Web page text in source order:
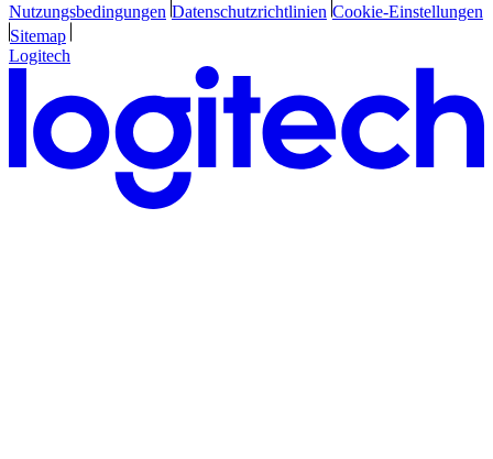
Nutzungsbedingungen Datenschutzrichtlinien Cookie-Einstellungen
Sitemap
Logitech